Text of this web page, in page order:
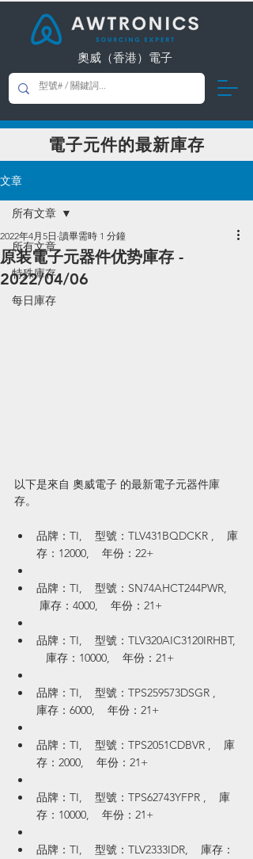
奧威（香港）電子
​電子元件的最新庫存
文章
所有文章
特殊庫存
每日庫存
所有文章
原装電子元器件优势庫存 -
2022/04/06
2022年4月5日 讀畢需時 1 分鐘
以下是來自 奧威電子 的最新電子元器件庫
存。
品牌：TI,    型號：TLV431BQDCKR ,    庫
存：12000,    年份：22+
品牌：TI,    型號：SN74AHCT244PWR,
庫存：4000,    年份：21+
品牌：TI,    型號：TLV320AIC3120IRHBT,
   庫存：10000,    年份：21+
品牌：TI,    型號：TPS259573DSGR ,
庫存：6000,    年份：21+
品牌：TI,    型號：TPS2051CDBVR ,    庫
存：2000,    年份：21+
品牌：TI,    型號：TPS62743YFPR ,    庫
存：10000,    年份：21+
品牌：TI,    型號：TLV2333IDR,    庫存：